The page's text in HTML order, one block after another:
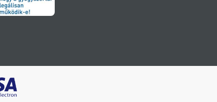
akkor lehet alkalmazni, ha